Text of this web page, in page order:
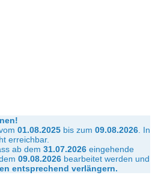
01.08.2025 bis zum 09.08.2026 In
erreichbar.
ab dem 31.07.2026 eingehende
09.08.2026 bearbeitet werden und
entsprechend verlängern.